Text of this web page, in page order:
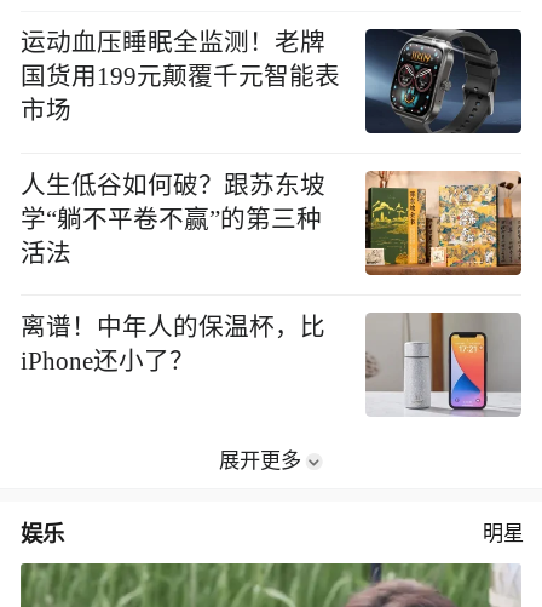
运动血压睡眠全监测！老牌
国货用199元颠覆千元智能表
市场
人生低谷如何破？跟苏东坡
学“躺不平卷不赢”的第三种
活法
离谱！中年人的保温杯，比
iPhone还小了？
展开更多
娱乐 明星